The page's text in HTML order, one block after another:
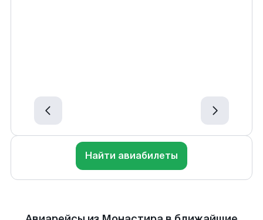
Найти авиабилеты